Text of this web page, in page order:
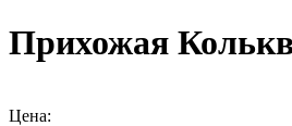
Прихожая
Цена: